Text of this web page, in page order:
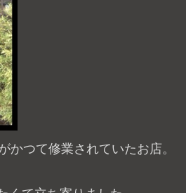
かつて修業されていたお店。